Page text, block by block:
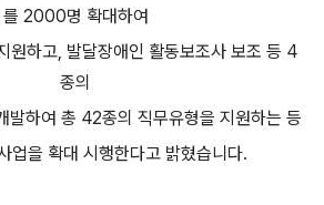
를 2000명 확대하여
하고, 발달장애인 활동보조사 보조 등 4
종의
발하여 총 42종의 직무유형을 지원하는 등
업을 확대 시행한다고 밝혔습니다.